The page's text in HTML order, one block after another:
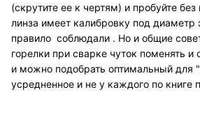
(скрутите ее к чертям) и пробуйте
линза имеет калибровку под диаметр
правило соблюдали . Но и общие
горелки при сварке чуток поменять и
и можно подобрать оптимальный для
усредненное и не у каждого по книге